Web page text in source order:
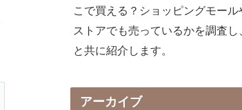
こで買える？ショッピングモー
ストアでも売っているかを調査し
と共に紹介します。
アーカイブ